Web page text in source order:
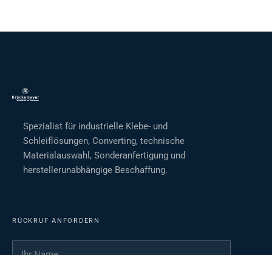
Spezialist für industrielle Klebe- und
Schleiflösungen, Converting, technische
Materialauswahl, Sonderanfertigung und
herstellerunabhängige Beschaffung.
RÜCKRUF ANFORDERN
Ihr Name